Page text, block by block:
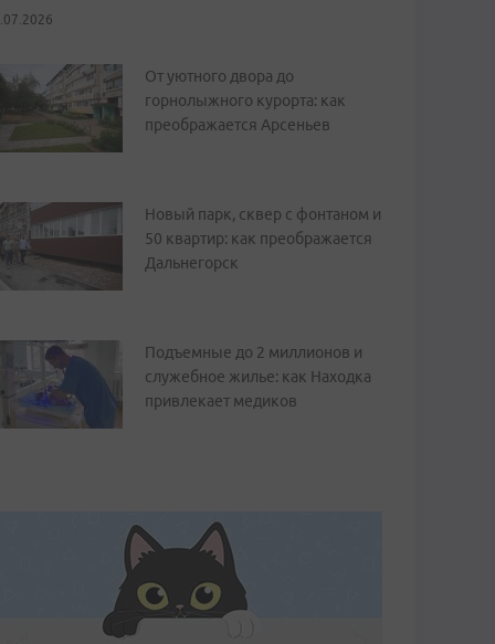
От уютного двора до
горнолыжного курорта: как
преображается Арсеньев
Новый парк, сквер с фонтаном и
50 квартир: как преображается
Дальнегорск
Подъемные до 2 миллионов и
служебное жилье: как Находка
привлекает медиков